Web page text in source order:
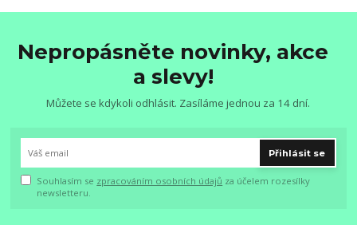
Nepropásněte novinky, akce
a slevy!
Můžete se kdykoli odhlásit. Zasíláme jednou za 14 dní.
Přihlásit se
Souhlasím se zpracováním osobních údajů za účelem rozesílky
newsletteru.